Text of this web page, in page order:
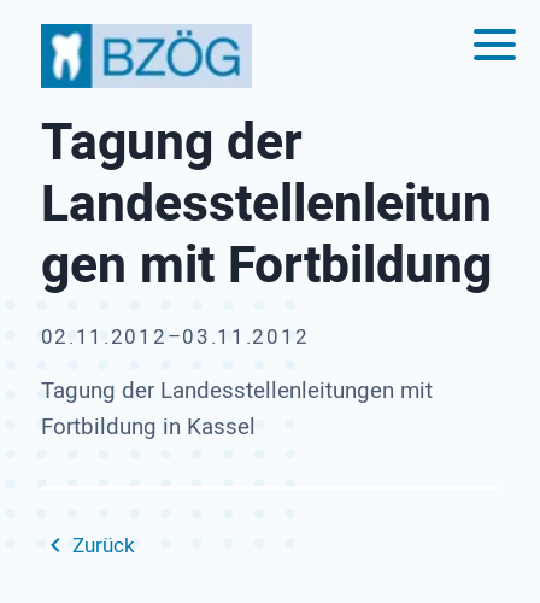
Tagung der
Landesstellenleitun
gen mit Fortbildung
02.11.2012–03.11.2012
Tagung der Landesstellenleitungen mit
Fortbildung in Kassel
Zurück